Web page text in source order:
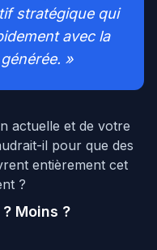
stratégique qui
avec la
»
actuelle et de votre
il pour que des
entièrement cet
?
Moins ?